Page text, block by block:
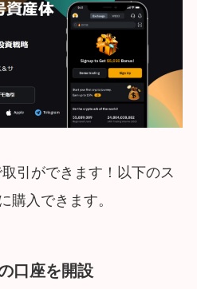
引ができます！以下のス
購入できます。
口座を開設